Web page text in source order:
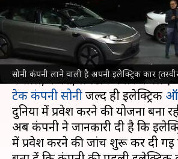
सोनी कंपनी लाने वाली है अपनी इलेक्ट्रिक कार
सोनाली सिंह Apr 28, 2022
क्या है खबर?
कुछ समय पहले ही खबर आई थी कि
कंसोल, कैमरा, लैपटॉप बनाने के लिए
टेक कंपनी सोनीजल्द ही इलेक्ट्रिक
दुनिया में प्रवेश करने की योजना बना
अब कंपनी ने जानकारी दी है कि
में प्रवेश करने की जांच शुरू कर दी गई